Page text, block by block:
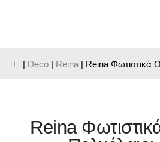
| Deco | Reina | Reina Φωτιστικά
Reina